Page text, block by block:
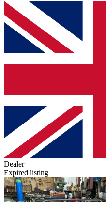
Dealer
Expired listing